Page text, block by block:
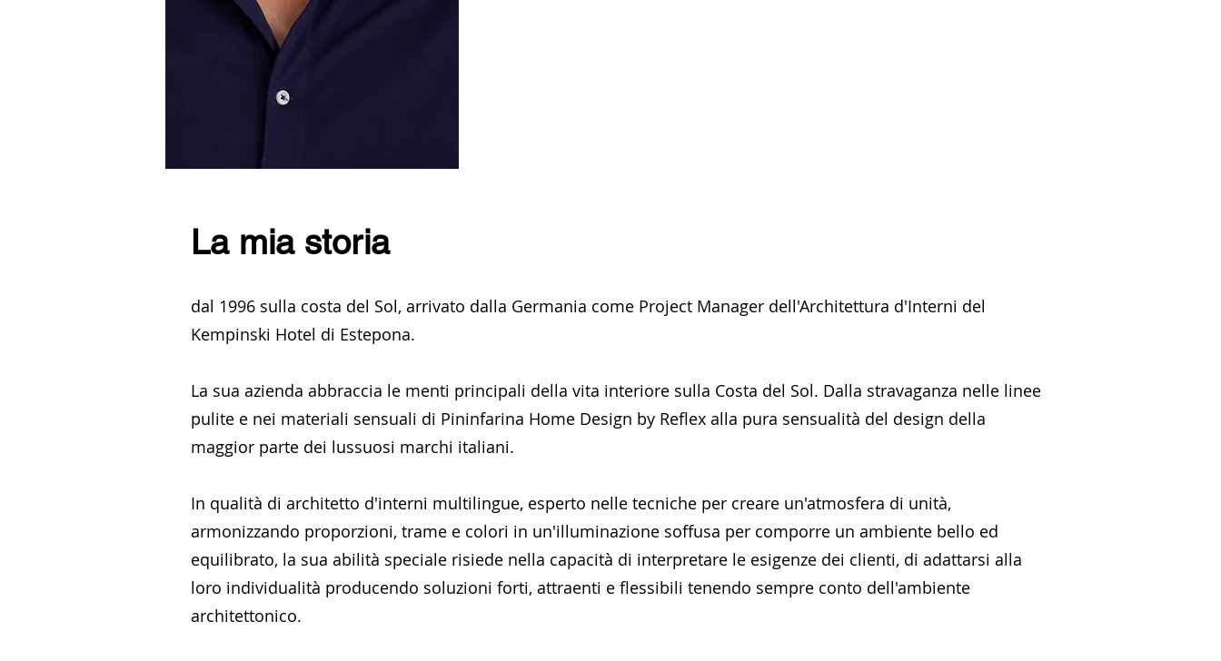
La mia storia
dal 1996 sulla costa del Sol, arrivato dalla Germania come Project Manager dell'Architettura d'Interni del
Kempinski Hotel di Estepona.
La sua azienda abbraccia le menti principali della vita interiore sulla Costa del Sol. Dalla stravaganza nelle linee
pulite e nei materiali sensuali di Pininfarina Home Design by Reflex alla pura sensualità del design della
maggior parte dei lussuosi marchi italiani.
In qualità di architetto d'interni multilingue, esperto nelle tecniche per creare un'atmosfera di unità,
armonizzando proporzioni, trame e colori in un'illuminazione soffusa per comporre un ambiente bello ed
equilibrato, la sua abilità speciale risiede nella capacità di interpretare le esigenze dei clienti, di adattarsi alla
loro individualità producendo soluzioni forti, attraenti e flessibili tenendo sempre conto dell'ambiente
architettonico.